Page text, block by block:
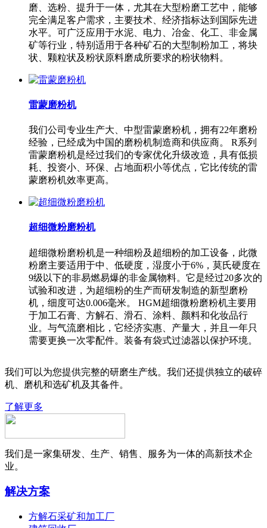
磨、选粉、提升于一体，尤其在大型粉磨工艺中，能够
完全满足客户需求，主要技术、经济指标达到国际先进
水平。可广泛应用于水泥、电力、冶金、化工、非金属
矿等行业，特别适用于各种矿石的大型制粉加工，将块
状、颗粒状及粉状原料磨成所要求的粉状物料。
雷蒙磨粉机
我们公司专业生产大、中型雷蒙磨粉机，拥有22年磨粉
经验，已经成为中国的磨粉机制造商和供应商。 R系列
雷蒙磨粉机是经过我们的专家优化升级改造，具有低损
耗、投资小、环保、占地面积小等优点，它比传统的雷
蒙磨粉机效率更高。
超细微粉磨粉机
超细微粉磨粉机是一种细粉及超细粉的加工设备，此微
粉磨主要适用于中、低硬度，湿度小于6%，莫氏硬度在
9级以下的非易燃易爆的非金属物料。它是经过20多次的
试验和改进，为超细粉的生产而研发制造的新型磨粉
机，细度可达0.006毫米。 HGM超细微粉磨粉机主要用
于加工石膏、方解石、滑石、涂料、颜料和化妆品行
业。与气流磨相比，它经济实惠、产量大，并且一年只
需要更换一次零配件。装备有袋式过滤器以保护环境。
我们可以为您提供完整的研磨生产线。我们还提供独立的破碎
机、磨机和选矿机及其备件。
了解更多
我们是一家集研发、生产、销售、服务为一体的高新技术企
业。
解决方案
方解石采矿和加工厂